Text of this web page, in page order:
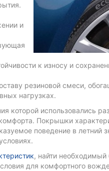
и
к износу и
резиновой смеси,
нагрузках.
которой использовались
Покрышки
поведение в летний
, найти необходимый
для комфортного